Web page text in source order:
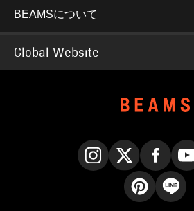
BEAMSについて
Global Website